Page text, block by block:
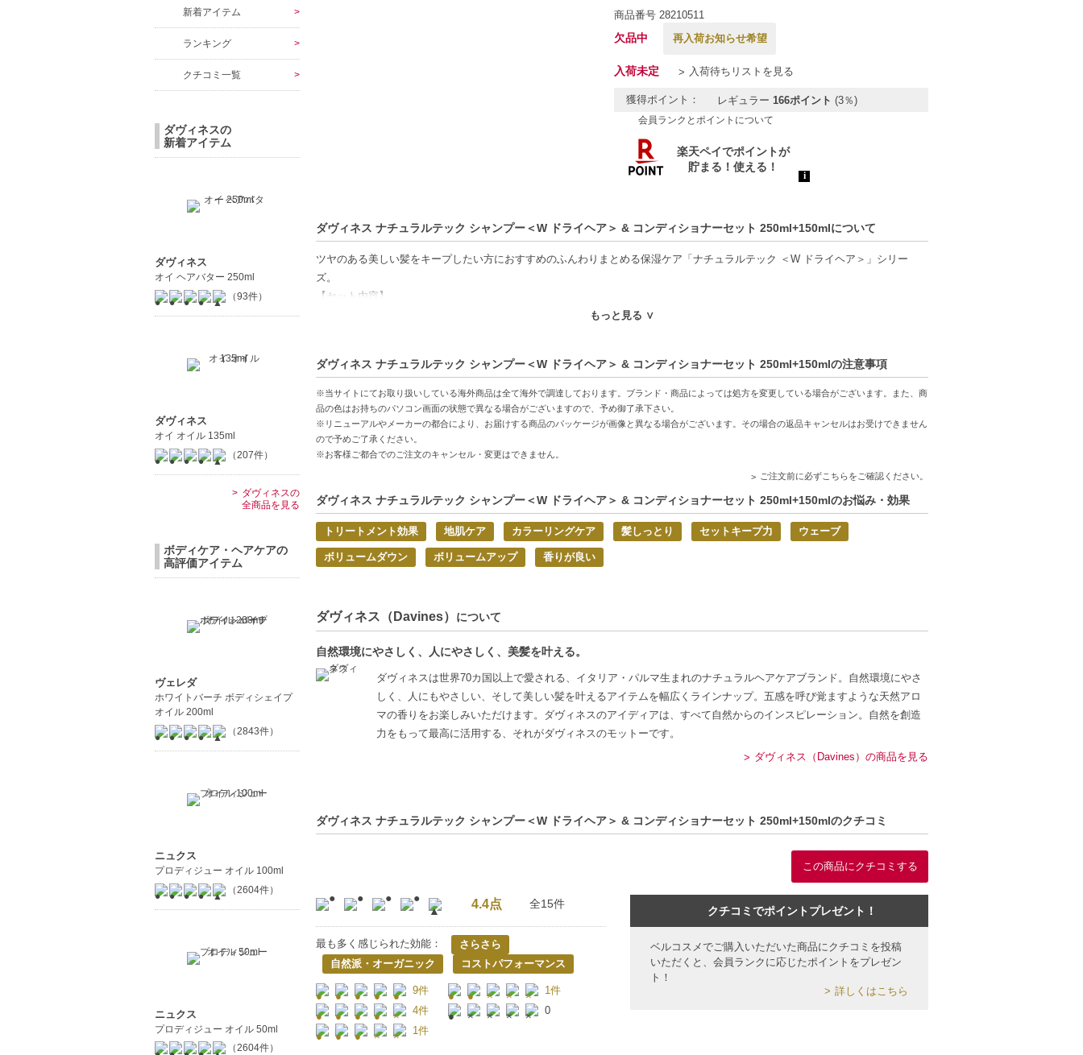
商品番号 28210511
欠品中 再入荷お知らせ希望
入荷未定 入荷待ちリストを見る
獲得ポイント： レギュラー 166ポイント (3％)
会員ランクとポイントについて
ダヴィネス ナチュラルテック シャンプー＜W ドライヘア＞ & コンディショナーセット 250ml+150mlについて
ツヤのある美しい髪をキープしたい方におすすめのふんわりまとめる保湿ケア「ナチュラルテック ＜W ドライヘア＞」シリー
ズ。
【セット内容】
【ギフト好適品】
もっと見る ∨
ダヴィネス ナチュラルテック シャンプー＜W ドライヘア＞ & コンディショナーセット 250ml+150mlの注意事項
※当サイトにてお取り扱いしている海外商品は全て海外で調達しております。ブランド・商品によっては処方を変更している場合がございます。また、商
品の色はお持ちのパソコン画面の状態で異なる場合がございますので、予め御了承下さい。
※リニューアルやメーカーの都合により、お届けする商品のパッケージが画像と異なる場合がございます。その場合の返品キャンセルはお受けできません
ので予めご了承ください。
※お客様ご都合でのご注文のキャンセル・変更はできません。
ご注文前に必ずこちらをご確認ください。
ダヴィネス ナチュラルテック シャンプー＜W ドライヘア＞ & コンディショナーセット 250ml+150mlのお悩み・効果
トリートメント効果 地肌ケア カラーリングケア 髪しっとり セットキープ力 ウェーブ
ボリュームダウン ボリュームアップ 香りが良い
ダヴィネス（Davines） について
自然環境にやさしく、人にやさしく、美髪を叶える。
ダヴィネスは世界70カ国以上で愛される、イタリア・パルマ生まれのナチュラルヘアケアブランド。自然環境にやさ
しく、人にもやさしい、そして美しい髪を叶えるアイテムを幅広くラインナップ。五感を呼び覚ますような天然アロ
マの香りをお楽しみいただけます。ダヴィネスのアイディアは、すべて自然からのインスピレーション。自然を創造
力をもって最高に活用する、それがダヴィネスのモットーです。
ダヴィネス（Davines）の商品を見る
ダヴィネス ナチュラルテック シャンプー＜W ドライヘア＞ & コンディショナーセット 250ml+150mlのクチコミ
この商品にクチコミする
4.4点 全15件
最も多く感じられた効能：
さらさら
自然派・オーガニック
コストパフォーマンス
9件
1件
4件
0
1件
クチコミでポイントプレゼント！
ベルコスメでご購入いただいた商品にクチコミを投稿
いただくと、会員ランクに応じたポイントをプレゼン
ト！
詳しくはこちら
新着アイテム
ランキング
クチコミ一覧
ダヴィネスの
新着アイテム
ダヴィネス
オイ ヘアバター 250ml
（93件）
ダヴィネス
オイ オイル 135ml
（207件）
ダヴィネスの
全商品を見る
ボディケア・ヘアケアの
高評価アイテム
ヴェレダ
ホワイトバーチ ボディシェイプ
オイル 200ml
（2843件）
ニュクス
プロディジュー オイル 100ml
（2604件）
ニュクス
プロディジュー オイル 50ml
（2604件）